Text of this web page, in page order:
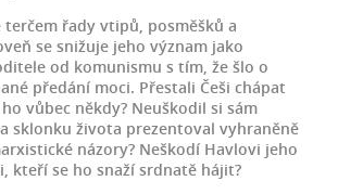
terčem řady vtipů, posměšků a
se snižuje jeho význam jako
od komunismu s tím, že šlo o
předání moci. Přestali Češi chápat
vůbec někdy? Neuškodil si sám
sklonku života prezentoval vyhraněně
názory? Neškodí Havlovi jeho
kteří se ho snaží srdnatě hájit?